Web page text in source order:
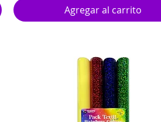
Agregar al carrito